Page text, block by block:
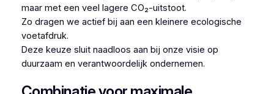
maar met een veel lagere CO₂-uitstoot.
Zo dragen we actief bij aan een kleinere ecologische
voetafdruk.
Deze keuze sluit naadloos aan bij onze visie op
duurzaam en verantwoordelijk ondernemen.